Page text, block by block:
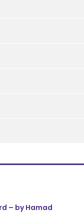
– by Hamad